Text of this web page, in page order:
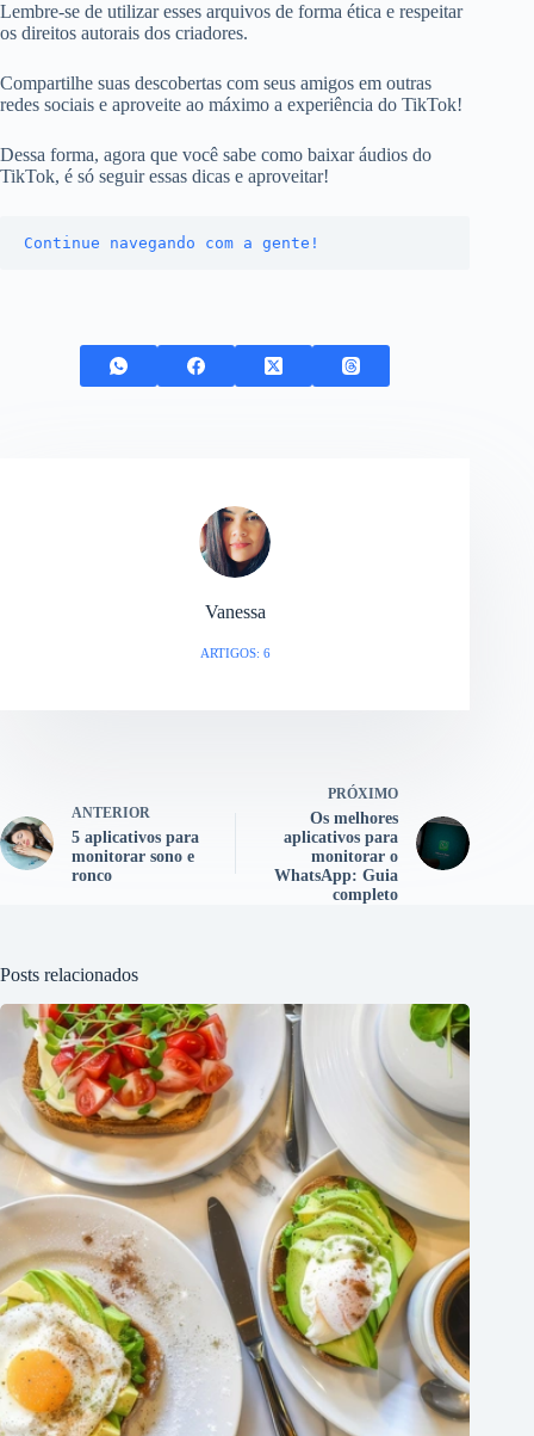
Lembre-se de utilizar esses arquivos de forma ética e respeitar
os direitos autorais dos criadores.
Compartilhe suas descobertas com seus amigos em outras
redes sociais e aproveite ao máximo a experiência do TikTok!
Dessa forma, agora que você sabe como baixar áudios do
TikTok, é só seguir essas dicas e aproveitar!
Continue navegando com a gente!
Vanessa
ARTIGOS: 6
ANTERIOR
5 aplicativos para
monitorar sono e
ronco
PRÓXIMO
Os melhores
aplicativos para
monitorar o
WhatsApp: Guia
completo
Posts relacionados